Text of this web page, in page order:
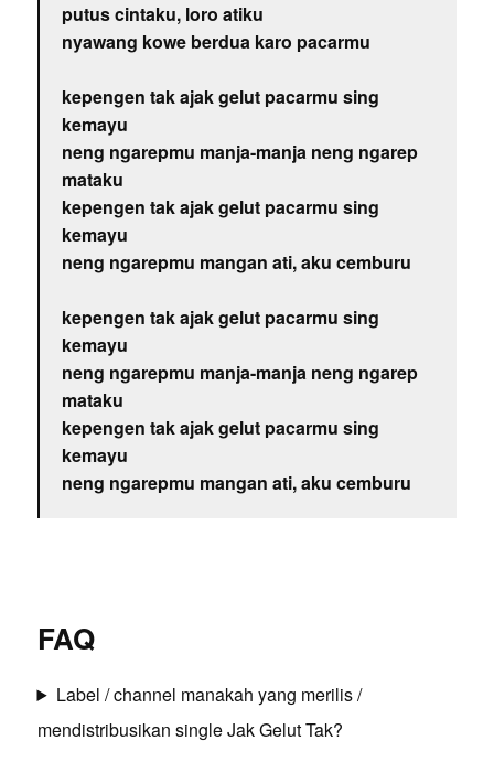
putus cintaku, loro atiku
nyawang kowe berdua karo pacarmu
kepengen tak ajak gelut pacarmu sing
kemayu
neng ngarepmu manja-manja neng ngarep
mataku
kepengen tak ajak gelut pacarmu sing
kemayu
neng ngarepmu mangan ati, aku cemburu
kepengen tak ajak gelut pacarmu sing
kemayu
neng ngarepmu manja-manja neng ngarep
mataku
kepengen tak ajak gelut pacarmu sing
kemayu
neng ngarepmu mangan ati, aku cemburu
FAQ
Label / channel manakah yang merilis /
mendistribusikan single Jak Gelut Tak?